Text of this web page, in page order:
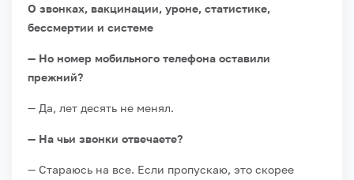
О звонках, вакцинации, уроне, статистике,
бессмертии и системе
— Но номер мобильного телефона оставили
прежний?
— Да, лет десять не менял.
— На чьи звонки отвечаете?
— Стараюсь на все. Если пропускаю, это скорее